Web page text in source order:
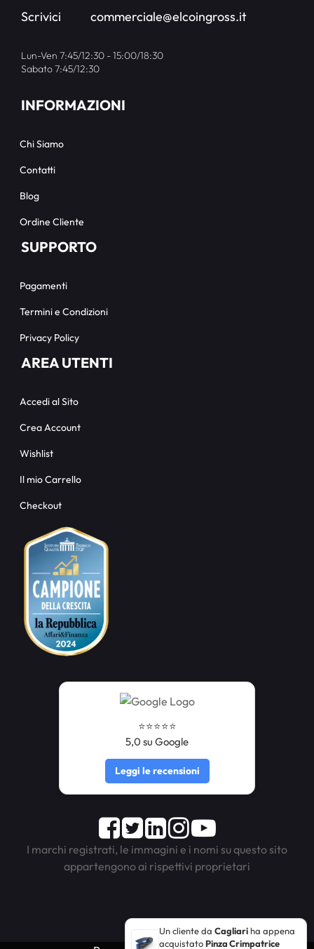
Un cliente da Cagliariha appena
acquistatoPinza Crimpatrice
Scrivici
commerciale@elcoingross.it
Lun-Ven 7:45/12:30 - 15:00/18:30
Sabato 7:45/12:30
INFORMAZIONI
Chi Siamo
Contatti
Blog
Ordine Cliente
SUPPORTO
Pagamenti
Termini e Condizioni
Privacy Policy
AREA UTENTI
Accedi al Sito
Crea Account
Wishlist
Il mio Carrello
Checkout
⭐️⭐️⭐️⭐️⭐️
5,0 su Google
Leggi le recensioni
Facebook
TwitterLinkedInInstagram
Youtube
I marchi registrati, le immagini e i nomi su questo sito
appartengono ai rispettivi proprietari